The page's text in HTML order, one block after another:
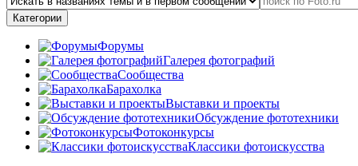
Категории
Форумы
Галерея фотографий
Сообщества
Барахолка
Выставки и проекты
Обсуждение фототехники
Фотоконкурсы
Классики фотоискусства